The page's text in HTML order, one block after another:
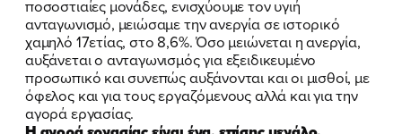
ποσοστιαίες μονάδες, ενισχύουμε τον υγιή
ανταγωνισμό, μειώσαμε την ανεργία σε ιστορικό
χαμηλό 17ετίας, στο 8,6%. Όσο μειώνεται η ανεργία,
αυξάνεται ο ανταγωνισμός για εξειδικευμένο
προσωπικό και συνεπώς αυξάνονται και οι μισθοί, με
όφελος και για τους εργαζόμενους αλλά και για την
αγορά εργασίας.